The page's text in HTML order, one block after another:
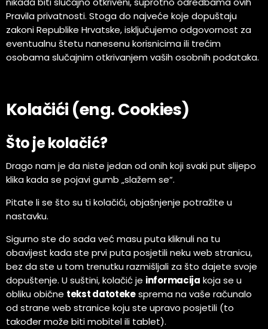
Pravila privatnosti. Stoga do najveće koje dopuštaju
zakoni Republike Hrvatske, isključujemo odgovornost za
eventualnu štetu nanesenu korisnicima ili trećim
osobama slučajnim otkrivanjem vaših osobnih podataka.
Kolačići (eng. Cookies)
Što je kolačić?
Drago nam je da niste jedan od onih koji svaki put slijepo
klika kada se pojavi gumb „slažem se“.
Pitate li se što su ti kolačići, objašnjenje potražite u
nastavku.
Sigurno ste do sada već masu puta kliknuli na tu
obavijest kada ste prvi puta posjetili neku web stranicu,
bez da ste u tom trenutku razmišljali za što dajete svoje
dopuštenje. U suštini, kolačić je informacija koja se u
obliku obične tekst datotekesprema na vaše računalo
od strane web stranice koju ste upravo posjetili (to
također može biti mobitel ili tablet).